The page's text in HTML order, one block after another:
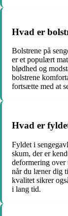
Hvad er
Bolstrene på
er et populært
blødhed og
bolstrene
fortsætte med at
Hvad er
Fyldet i
skum, der er
deformering over
når du læner dig
kvalitet sikrer
i lang tid.